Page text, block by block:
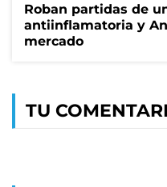
Roban partidas de
antiinflamatoria y
mercado
TU